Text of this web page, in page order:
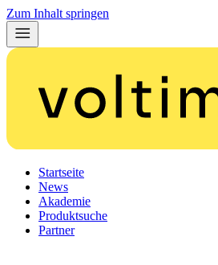
Zum Inhalt springen
Startseite
News
Akademie
Produktsuche
Partner